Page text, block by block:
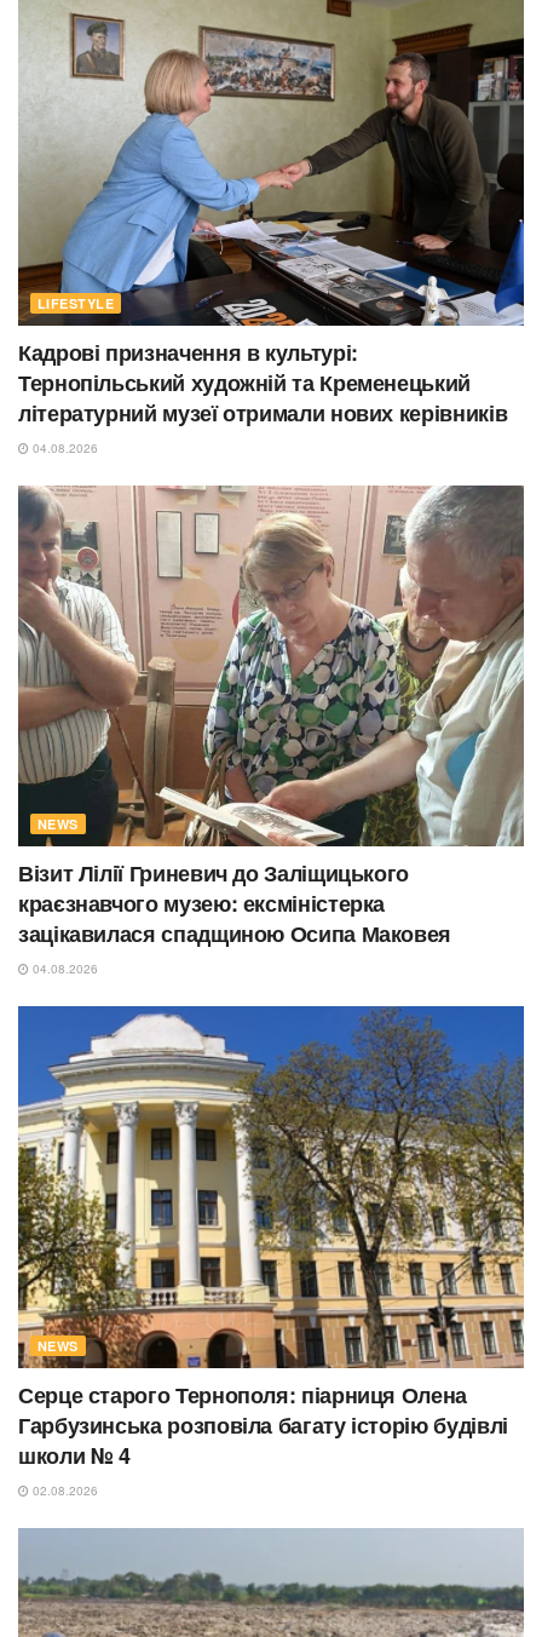
LIFESTYLE
Кадрові призначення в культурі:
Тернопільський художній та Кременецький
літературний музеї отримали нових керівників
04.08.2026
NEWS
Візит Лілії Гриневич до Заліщицького
краєзнавчого музею: ексміністерка
зацікавилася спадщиною Осипа Маковея
04.08.2026
NEWS
Серце старого Тернополя: піарниця Олена
Гарбузинська розповіла багату історію будівлі
школи № 4
02.08.2026